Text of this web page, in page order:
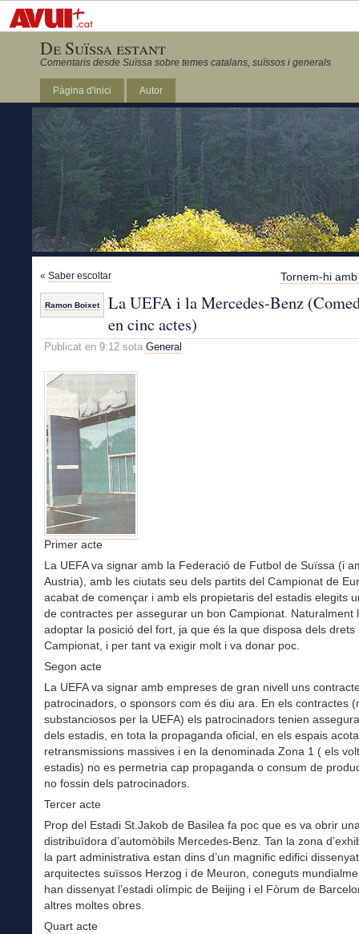
De Suïssa estant
Comentaris desde Suïssa sobre temes catalans, suïssos i generals
Pàgina d'inici Autor
« Saber escoltar Tornem-hi
Ramon Boixet
La UEFA i la Mercedes-Benz
en cinc actes)
Publicat en 9:12 sota General
Primer acte
La UEFA va signar amb la Federació de Futbol de Suïssa (i
Austria), amb les ciutats seu dels partits del Campionat de
acabat de començar i amb els propietaris del estadis elegits
de contractes per assegurar un bon Campionat. Naturalment
adoptar la posició del fort, ja que és la que disposa dels drets
Campionat, i per tant va exigir molt i va donar poc.
Segon acte
La UEFA va signar amb empreses de gran nivell uns
patrocinadors, o sponsors com és diu ara. En els contractes
substanciosos per la UEFA) els patrocinadors tenien
dels estadis, en tota la propaganda oficial, en els espais
retransmissions massives i en la denominada Zona 1 ( els
estadis) no es permetria cap propaganda o consum de
no fossin dels patrocinadors.
Tercer acte
Prop del Estadi St.Jakob de Basilea fa poc que es va obrir
distribuïdora d’automòbils Mercedes-Benz. Tan la zona
la part administrativa estan dins d’un magnific edifici
arquitectes suïssos Herzog i de Meuron, coneguts
han dissenyat l’estadi olímpic de Beijing i el Fòrum de
altres moltes obres.
Quart acte